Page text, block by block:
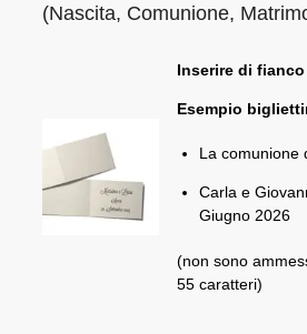
(Nascita, Comunione,
Inserire di
Esempio
La comunione
Carla e
Giugno 2026
(non sono
55 caratteri)